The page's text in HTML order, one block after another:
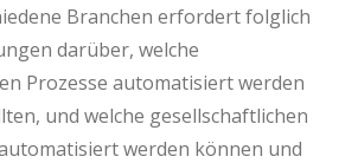
Branchen erfordert folglich
darüber, welche
Prozesse automatisiert werden
und welche gesellschaftlichen
werden können und